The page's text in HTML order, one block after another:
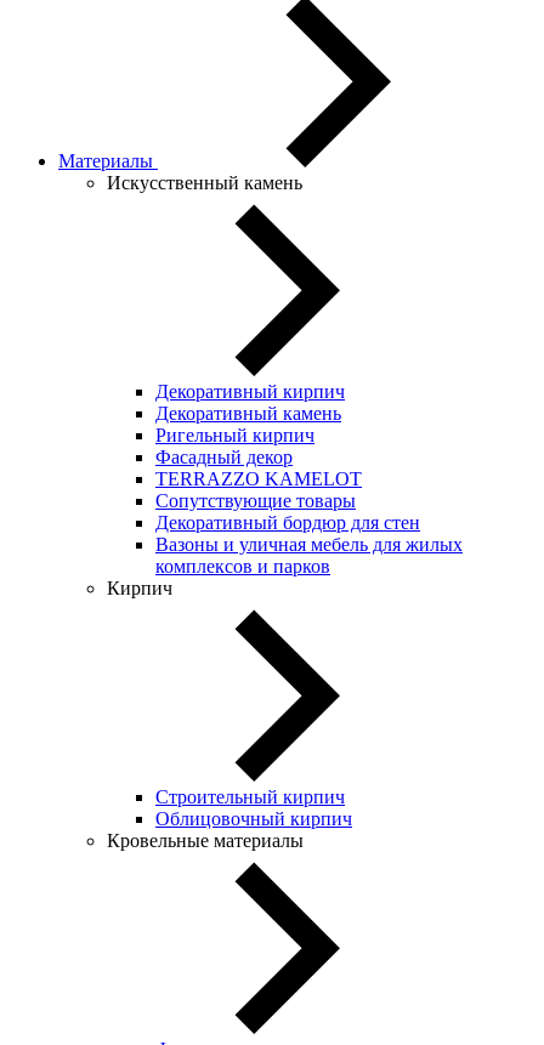
Материалы
Искусственный камень
Декоративный кирпич
Декоративный камень
Ригельный кирпич
Фасадный декор
TERRAZZO KAMELOT
Сопутствующие товары
Декоративный бордюр для стен
Вазоны и уличная мебель для жилых
комплексов и парков
Кирпич
Строительный кирпич
Облицовочный кирпич
Кровельные материалы